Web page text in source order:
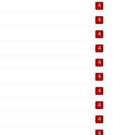
4
4
4
4
4
4
4
4
4
4